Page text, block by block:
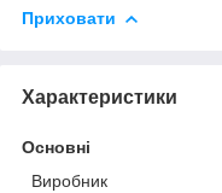
Приховати
Характеристики
Основні
Виробник